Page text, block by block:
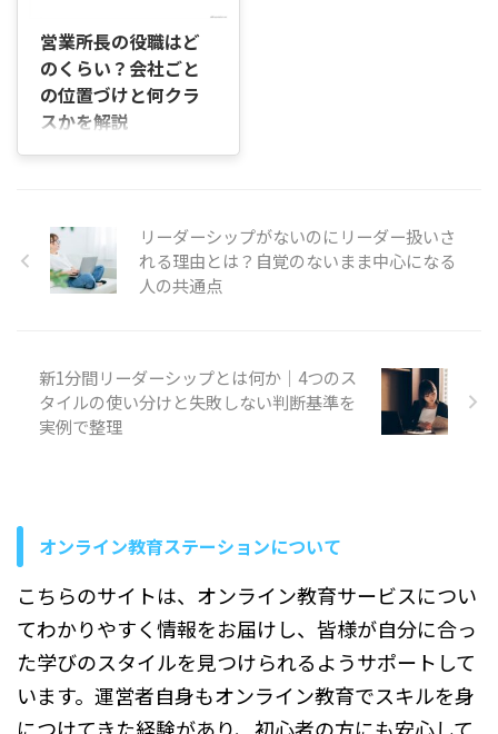
人材育成に追われる中で、一
人では目が行き届かなくな
り、サブマネージャーを置く
べきか判断できずに組織運営
ますよね。 この記事では、サ
織で必要になりやすいのかを
順を追って説明していきま
す。 複数の部下を持つのは普
通？ マネー ...
えば、顧客クレームの増加や
製造ラインの歩留まり低下を
経営層が把握し、対策を指示
営業所長の役職はど
のくらい？会社ごと
の位置づけと何クラ
スかを解説
はじめに 「営業所長はどのく
せんか。 取引先の名刺に営業
所長と書かれていたり、社内
で営業所長への昇進の話が出
りますよね。 この記事では、
営業所長の一般的な役割や権
限、会社ごとの役職順位の違
い、課長・部長との関係、営
方は、ぜひ最後までご覧くだ
リーダーシップがないのにリーダー扱いさ
れる理由とは？自覚のないまま中心になる
人の共通点
新1分間リーダーシップとは何か｜4つのス
タイルの使い分けと失敗しない判断基準を
実例で整理
オンライン教育ステーションについて
こちらのサイトは、オンライン教育サービスについ
てわかりやすく情報をお届けし、皆様が自分に合っ
た学びのスタイルを見つけられるようサポートして
います。運営者自身もオンライン教育でスキルを身